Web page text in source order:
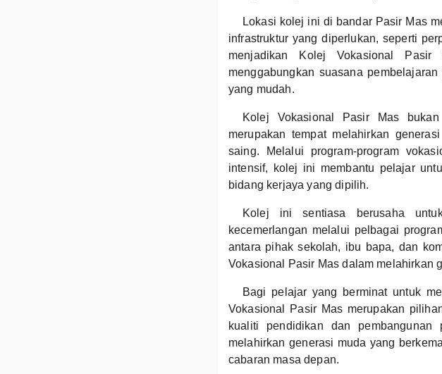
Lokasi kolej ini di bandar Pasir Mas
infrastruktur yang diperlukan, seperti
menjadikan Kolej Vokasional
menggabungkan suasana
yang mudah.
Kolej Vokasional Pasir Mas
merupakan tempat melahirkan
saing. Melalui program-program
intensif, kolej ini membantu pelajar
bidang kerjaya yang dipilih.
Kolej ini sentiasa berusaha
kecemerlangan melalui pelbagai
antara pihak sekolah, ibu bapa, dan
Vokasional Pasir Mas dalam melahirkan
Bagi pelajar yang berminat untuk
Vokasional Pasir Mas merupakan
kualiti pendidikan dan
melahirkan generasi muda yang
cabaran masa depan.